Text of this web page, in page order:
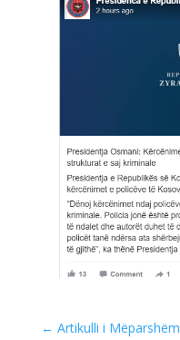
← Artikulli i Mëparshëm